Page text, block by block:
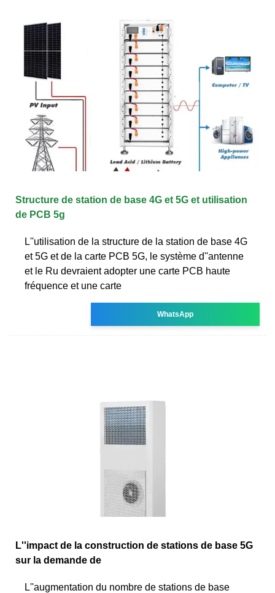
Structure de station de base 4G et 5G et utilisation
de PCB 5g
L''utilisation de la structure de la station de base 4G
et 5G et de la carte PCB 5G, le système d''antenne
et le Ru devraient adopter une carte PCB haute
fréquence et une carte
WhatsApp
L''impact de la construction de stations de base 5G
sur la demande de
L''augmentation du nombre de stations de base